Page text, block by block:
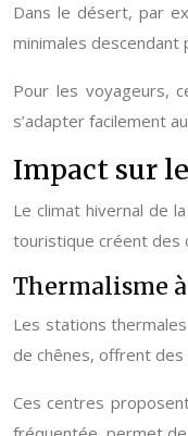
Dans le désert, par
minimales descendant
Pour les voyageurs,
s’adapter facilement
Impact sur
Le climat hivernal de
touristique créent des
Thermalisme
Les stations
de chênes, offrent des
Ces centres